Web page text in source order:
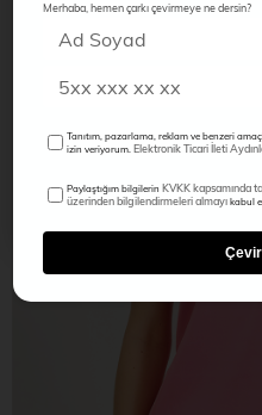
Merhaba, hemen çarkı çevirmeye ne dersin?
Tanıtım, pazarlama, reklam ve benzeri
izin veriyorum.Elektronik Ticari İleti
Paylaştığım bilgilerinKVKK kapsamında
üzerinden bilgilendirmeleri almayıkabul